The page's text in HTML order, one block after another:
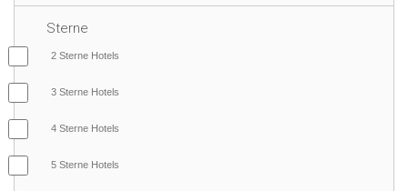
Sterne
2 Sterne Hotels
3 Sterne Hotels
4 Sterne Hotels
5 Sterne Hotels